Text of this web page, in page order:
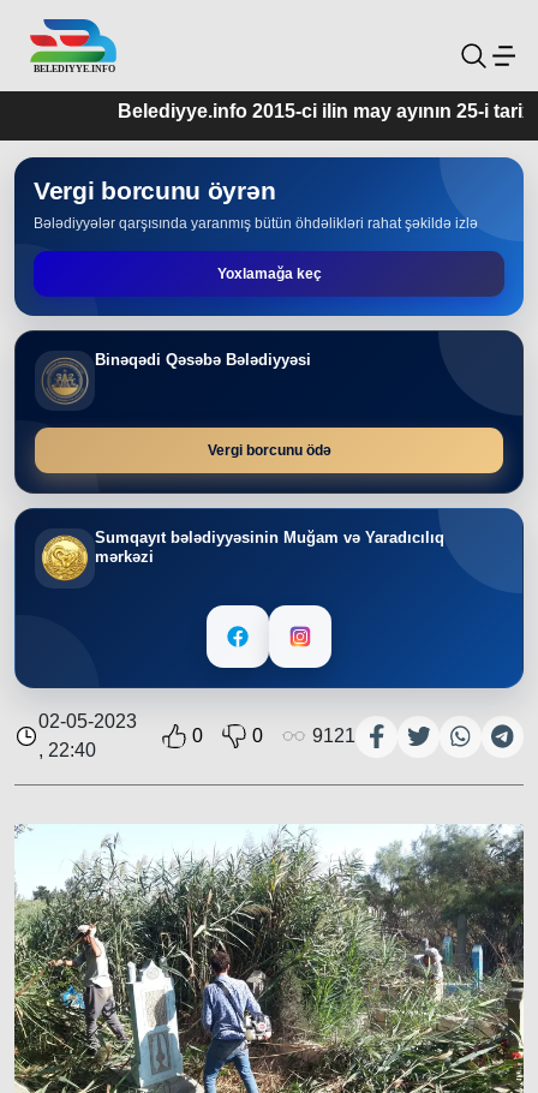
Belediyye.info 2015-ci ilin may ayının 25-i
Vergi borcunu öyrən
Bələdiyyələr qarşısında yaranmış bütün öhdəlikləri rahat şəkildə izlə
Yoxlamağa keç
Binəqədi Qəsəbə Bələdiyyəsi
Vergi borcunu ödə
Sumqayıt bələdiyyəsinin Muğam və Yaradıcılıq
mərkəzi
02-05-2023
, 22:40
0 0 9121